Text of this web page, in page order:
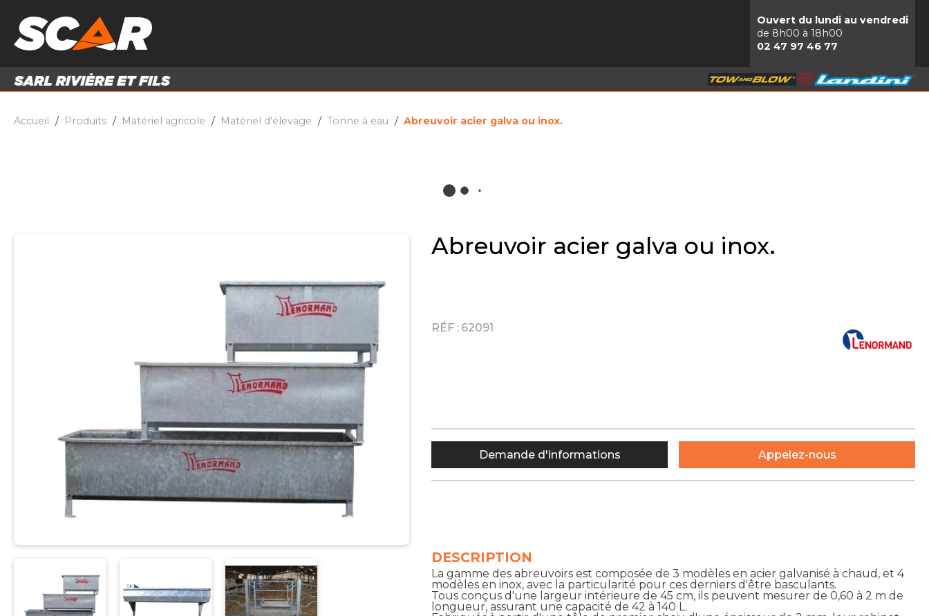
PIÈCES ET ACCESSOIRES
Ouvert du lundi au vendredi
de 8h00 à 18h00
02 47 97 46 77
Accueil Produits Matériel agricole Matériel d'élevage Tonne à eau Abreuvoir acier galva ou inox.
Abreuvoir acier galva ou inox.
RÉF : 62091
DESCRIPTION
La gamme des abreuvoirs est composée de 3 modèles en acier galvanisé à chaud, et 4
modèles en inox, avec la particularité pour ces derniers d'être basculants.
Tous conçus d'une largeur intérieure de 45 cm, ils peuvent mesurer de 0,60 à 2 m de
longueur, assurant une capacité de 42 à 140 L.
Demande d'informations Appelez-nous